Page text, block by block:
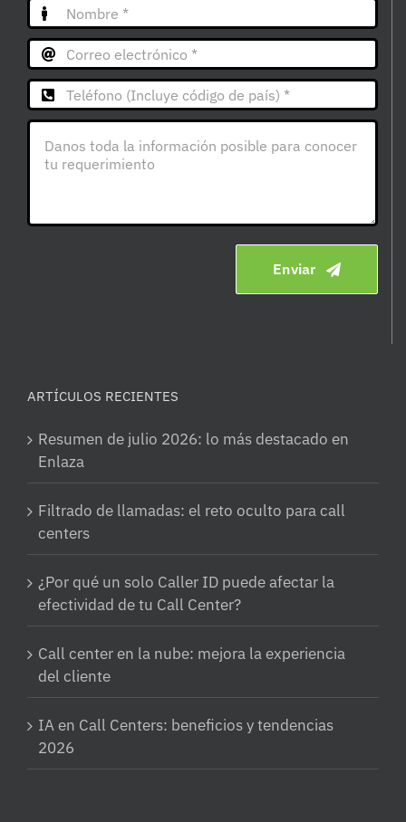
Enviar
ARTÍCULOS RECIENTES
Resumen de julio 2026: lo más destacado en
Enlaza
Filtrado de llamadas: el reto oculto para call
centers
¿Por qué un solo Caller ID puede afectar la
efectividad de tu Call Center?
Call center en la nube: mejora la experiencia
del cliente
IA en Call Centers: beneficios y tendencias
2026